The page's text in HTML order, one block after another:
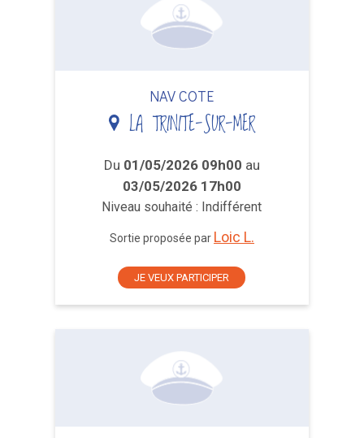
NAV COTE
LA TRINITE-SUR-MER
Du 01/05/2026 09h00 au
03/05/2026 17h00
Niveau souhaité : Indifférent
Sortie proposée par Loic L.
JE VEUX PARTICIPER